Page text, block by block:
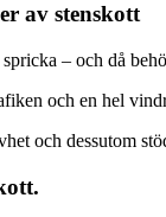
av stenskott
– och då
och en hel
och dessutom